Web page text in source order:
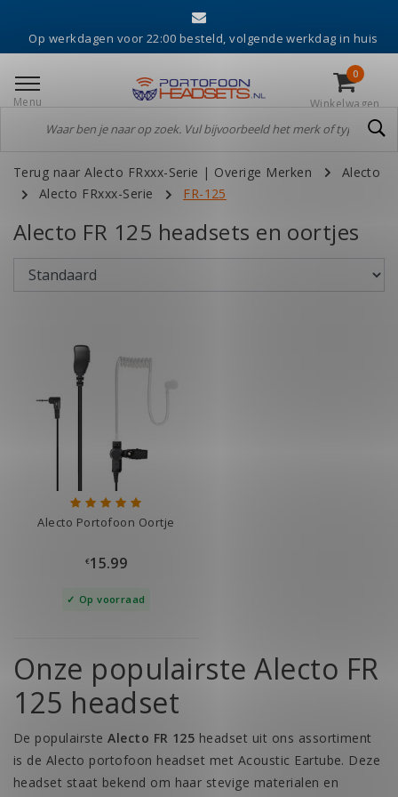
voor 22:00 besteld, volgende werkdag in huis
Menu
0
Winkelwagen
Terug naar Alecto FRxxx-Serie | Overige Merken
Alecto
Alecto FRxxx-Serie
FR-125
Alecto FR 125 headsets en oortjes
Alecto Portofoon Oortje
€15.99
Op voorraad
Onze populairste Alecto FR
125 headset
De populairsteAlecto FR 125 headset uit ons assortiment
is de Alecto portofoon headset met Acoustic Eartube. Deze
headset staat bekend om haar stevige materialen en